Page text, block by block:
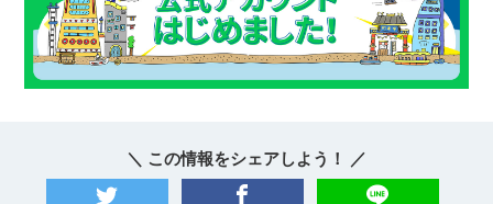
＼ この情報をシェアしよう！ ／